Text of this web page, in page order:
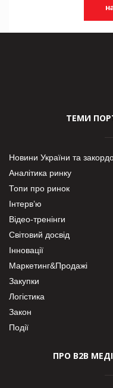
ТЕМИ
Новини України та
Аналітика ринку
Топи про ринок
Інтерв’ю
Відео-тренінги
Світовий досвід
Інновації
Маркетинг&Продажі
Закупки
Логістика
Закон
Події
ПРО В2В